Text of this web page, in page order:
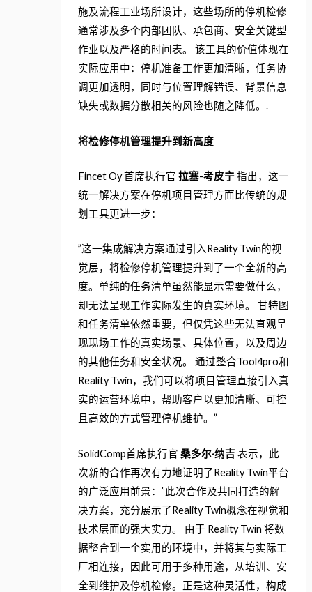
施及流程工业场所设计，这些场所的停机检修
通常涉及多个内部团队、承包商、安全关键型
作业以及严格的时间表。 该工具的价值体现在
实际应用中：停机准备工作更加清晰，任务协
调更加透明，同时与位置理解错误、背景信息
缺失或数据分散相关的风险也随之降低。.
将检修停机管理提升到新高度
Fincet Oy 首席执行官拉塞-考皮宁指出，这一
统一解决方案在停机项目管理方面比传统的规
划工具更进一步：
”这一集成解决方案通过引入Reality Twin的视
觉层，将检修停机管理提升到了一个全新的高
度。单纯的任务清单虽然能显示需要做什么，
却无法呈现工作实际发生的真实环境。 甘特图
和任务清单依然重要，但仅凭这些无法直观呈
现现场工作的真实场景、具体位置，以及周边
的其他任务和安全状况。 通过整合Tool4pro和
Reality Twin，我们可以将项目管理直接引入真
实的运营环境中，帮助客户以更加清晰、可控
且高效的方式管理停机维护。”
SolidComp首席执行官桑多尔·纳吉表示，此
次新的合作再次有力地证明了Reality Twin平台
的广泛应用前景：”此次合作及共同打造的解
决方案，充分展示了Reality Twin概念在视觉和
技术层面的强大实力。 由于 Reality Twin 将数
据整合到一个实用的环境中，并将其与实际工
厂相连接，因此可用于多种用途，从培训、安
全到维护及停机检修。正是这种灵活性，构成